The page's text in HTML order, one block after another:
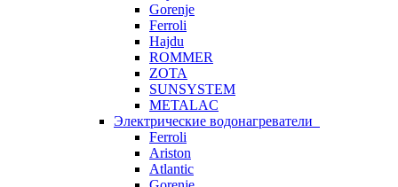
Gorenje
Ferroli
Hajdu
ROMMER
ZOTA
SUNSYSTEM
METALAC
Электрические водонагреватели
Ferroli
Ariston
Atlantic